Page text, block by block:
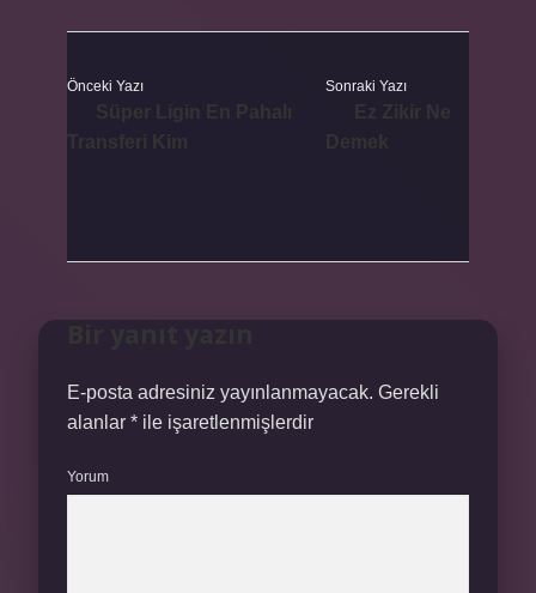
Önceki Yazı Sonraki Yazı
E-posta adresiniz yayınlanmayacak. Gerekli
alanlar * ile işaretlenmişlerdir
Yorum